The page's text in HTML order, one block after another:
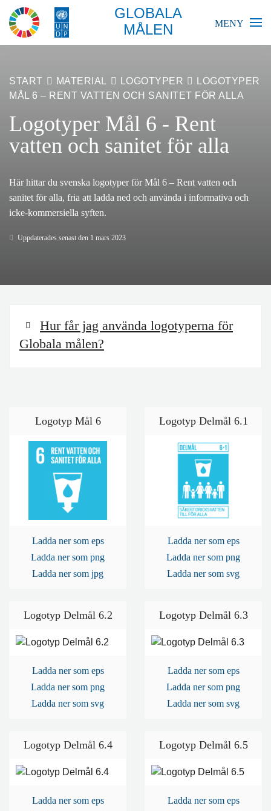
GLOBALA
MÅLEN
MENY
GLOBALA MÅLEN
SKOLA
RESURSER
BLIR VÄRLDEN BÄTTRE?
START MATERIAL LOGOTYPER
LOGOTYPER
MÅL 6 – RENT VATTEN OCH SANITET FÖR ALLA
Logotyper Mål 6 - Rent
vatten och sanitet för alla
Här hittar du svenska logotyper för Mål 6 – Rent vatten och
sanitet för alla, fria att ladda ned och använda i informativa och
icke-kommersiella syften.
Uppdaterades senast den 1 mars 2023
Hur får jag använda logotyperna för
Globala målen?
Logotyp Mål 6
Ladda ner som eps
Ladda ner som png
Ladda ner som jpg
Logotyp Delmål 6.1
Ladda ner som eps
Ladda ner som png
Ladda ner som svg
Logotyp Delmål 6.2
Ladda ner som eps
Ladda ner som png
Ladda ner som svg
Logotyp Delmål 6.3
Ladda ner som eps
Ladda ner som png
Ladda ner som svg
Logotyp Delmål 6.4
Ladda ner som eps
Logotyp Delmål 6.5
Ladda ner som eps